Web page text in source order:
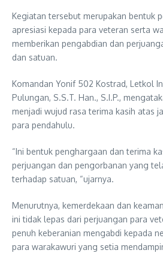
Kegiatan tersebut merupakan bentuk
apresiasi kepada para veteran serta
memberikan pengabdian dan
dan satuan.
Komandan Yonif 502 Kostrad, Letkol
Pulungan, S.S.T. Han., S.I.P.,
menjadi wujud rasa terima kasih atas
para pendahulu.
“Ini bentuk penghargaan dan terima
perjuangan dan pengorbanan yang
terhadap satuan, “ujarnya.
Menurutnya, kemerdekaan dan
ini tidak lepas dari perjuangan para
penuh keberanian mengabdi kepada
para warakawuri yang setia